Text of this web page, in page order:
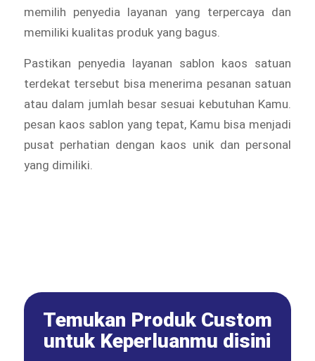
memilih penyedia layanan yang terpercaya dan
memiliki kualitas produk yang bagus.
Pastikan penyedia layanan sablon kaos satuan
terdekat tersebut bisa menerima pesanan satuan
atau dalam jumlah besar sesuai kebutuhan Kamu.
pesan kaos sablon yang tepat, Kamu bisa menjadi
pusat perhatian dengan kaos unik dan personal
yang dimiliki.
Temukan Produk Custom
untuk Keperluanmu disini